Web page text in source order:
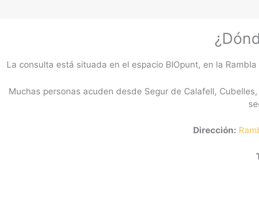
La consulta está situada en el espacio BIOpunt, en la
Muchas personas acuden desde Segur de Calafell,
Dirección: